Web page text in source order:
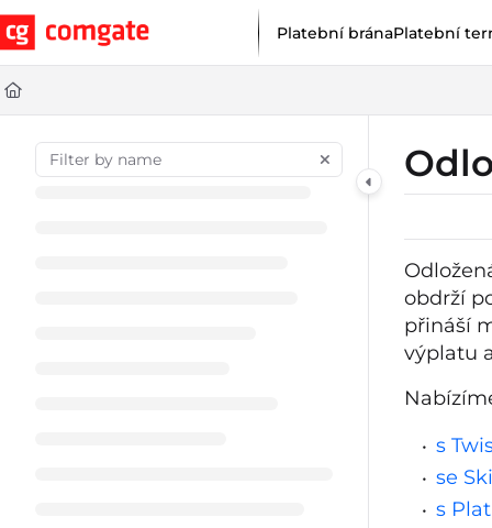
Documentation Index
Fetch the complete documentation index at:
Use this file to discover all available pages before exploring
Platební bránaPlatební
obdrží
přináší
výplatu
s
se
s